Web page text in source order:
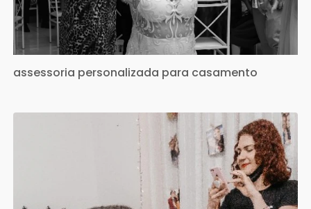
assessoria personalizada para casamento